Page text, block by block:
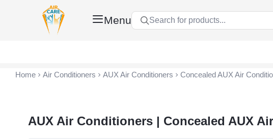
Menu Search for products...
Home Air Conditioners AUX Air Conditioners Concealed AUX Air
AUX Air Conditioners | Concealed AUX